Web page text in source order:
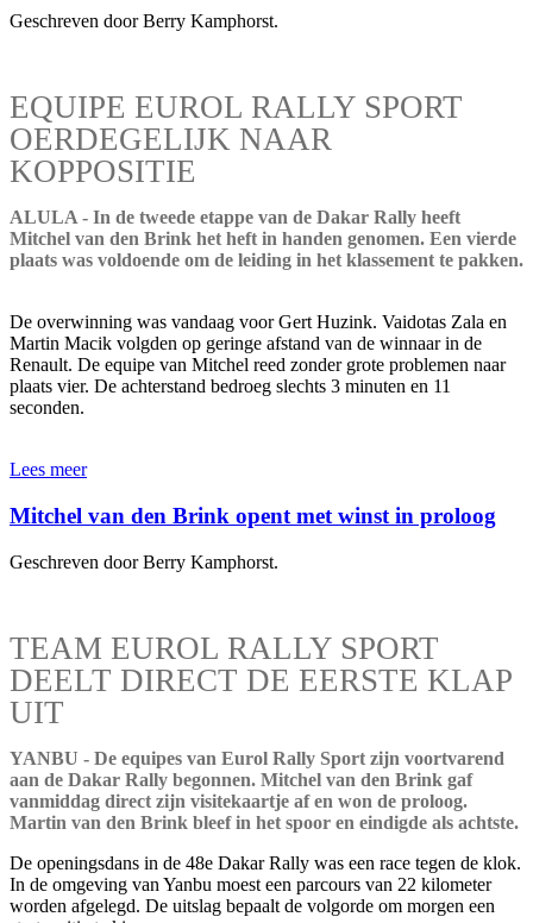
Geschreven door Berry Kamphorst.
EQUIPE EUROL RALLY SPORT
OERDEGELIJK NAAR
KOPPOSITIE
ALULA - In de tweede etappe van de Dakar Rally heeft
Mitchel van den Brink het heft in handen genomen. Een vierde
plaats was voldoende om de leiding in het klassement te pakken.
De overwinning was vandaag voor Gert Huzink. Vaidotas Zala en
Martin Macik volgden op geringe afstand van de winnaar in de
Renault. De equipe van Mitchel reed zonder grote problemen naar
plaats vier. De achterstand bedroeg slechts 3 minuten en 11
seconden.
Lees meer
Mitchel van den Brink opent met winst in proloog
Geschreven door Berry Kamphorst.
TEAM EUROL RALLY SPORT
DEELT DIRECT DE EERSTE KLAP
UIT
YANBU - De equipes van Eurol Rally Sport zijn voortvarend
aan de Dakar Rally begonnen. Mitchel van den Brink gaf
vanmiddag direct zijn visitekaartje af en won de proloog.
Martin van den Brink bleef in het spoor en eindigde als achtste.
De openingsdans in de 48e Dakar Rally was een race tegen de klok.
In de omgeving van Yanbu moest een parcours van 22 kilometer
worden afgelegd. De uitslag bepaalt de volgorde om morgen een